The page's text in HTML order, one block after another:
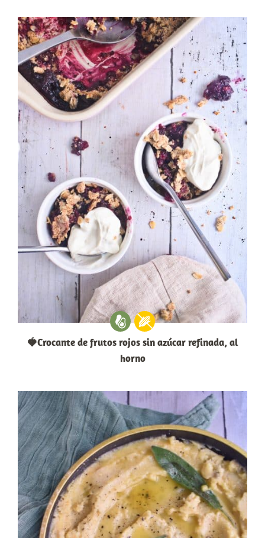
🍓Crocante de frutos rojos sin azúcar refinada, al
horno